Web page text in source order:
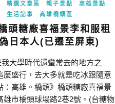
精選文章區 親子景點
高雄景點
生活記事 高雄橋頭區
頭糖廠喜福景李和服租
日本人(已遷至屏東)
大學時代還蠻常去的地方之
麼盛行，去大多就是吃冰跟隨意
：高雄。橋頭》橋頭糖廠喜福景
雄市橋頭球場路2巷2號。(台糖物